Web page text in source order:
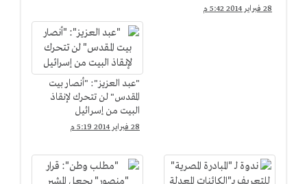
28 فبراير 2014 5:42 م
"عبد العزيز": "أنصار بيت
المقدس" لن تتحرك لإنقاذ
البيت من إسرائيل
28 فبراير 2014 5:19 م